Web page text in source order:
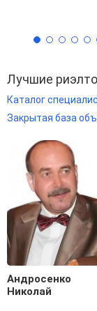
Лучшие
Каталог
Закрытая база
Андросенко
Николай